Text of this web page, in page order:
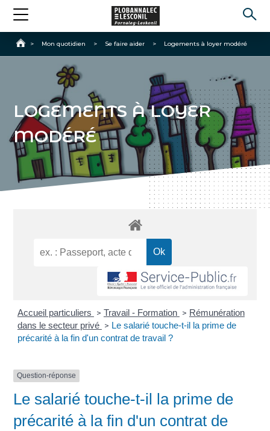
Accueil
> Mon quotidien > Se faire aider > Logements à loyer modéré
LOGEMENTS À LOYER
MODÉRÉ
Accueil particuliers > Travail - Formation > Rémunération
dans le secteur privé > Le salarié touche-t-il la prime de
précarité à la fin d'un contrat de travail ?
Question-réponse
Le salarié touche-t-il la prime de
précarité à la fin d'un contrat de